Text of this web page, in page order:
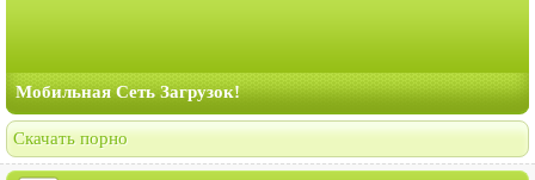
Мобильная Сеть Загрузок!
Скачать порно